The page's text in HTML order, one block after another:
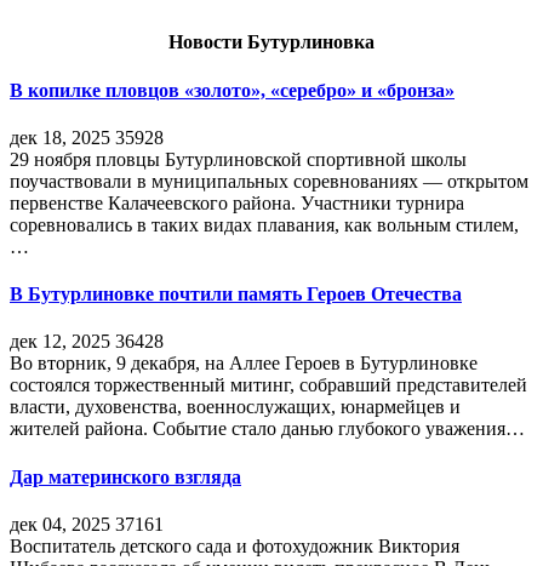
Новости Бутурлиновка
В копилке пловцов «золото», «серебро» и «бронза»
дек 18, 2025 35928
29 ноября пловцы Бутурлиновской спортивной школы
поучаствовали в муниципальных соревнованиях — открытом
первенстве Калачеевского района. Участники турнира
соревновались в таких видах плавания, как вольным стилем,
…
В Бутурлиновке почтили память Героев Отечества
дек 12, 2025 36428
Во вторник, 9 декабря, на Аллее Героев в Бутурлиновке
состоялся торжественный митинг, собравший представителей
власти, духовенства, военнослужащих, юнармейцев и
жителей района. Событие стало данью глубокого уважения…
Дар материнского взгляда
дек 04, 2025 37161
Воспитатель детского сада и фотохудожник Виктория